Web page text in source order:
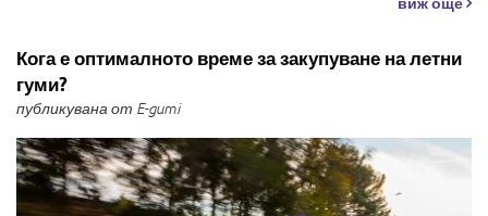
Кога е оптималното време за закупуване на летни
гуми?
публикувана от E-gumi